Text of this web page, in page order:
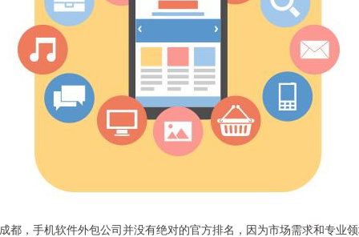
都，手机软件外包公司并没有绝对的官方排名，因为市场需求和专业